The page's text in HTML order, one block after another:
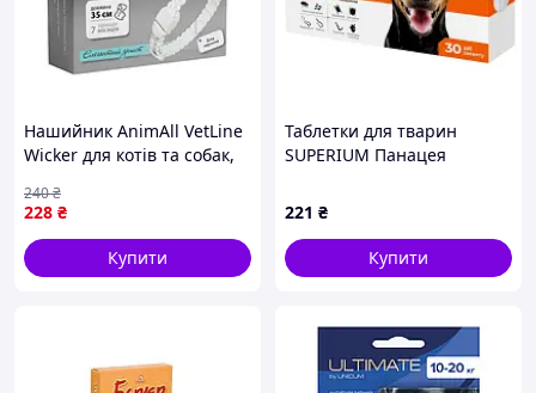
Нашийник AnimAll VetLine
Wicker для котів та собак,
перлина, 35 см
228 ₴
240₴
Купити
Таблетки для тварин
SUPERIUM Панацея
собак вагою 2-8 кг (9146)
221 ₴
Купити